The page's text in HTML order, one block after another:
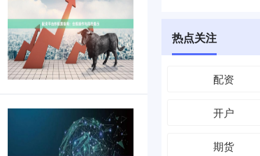
热点关注
配资
开户
期货